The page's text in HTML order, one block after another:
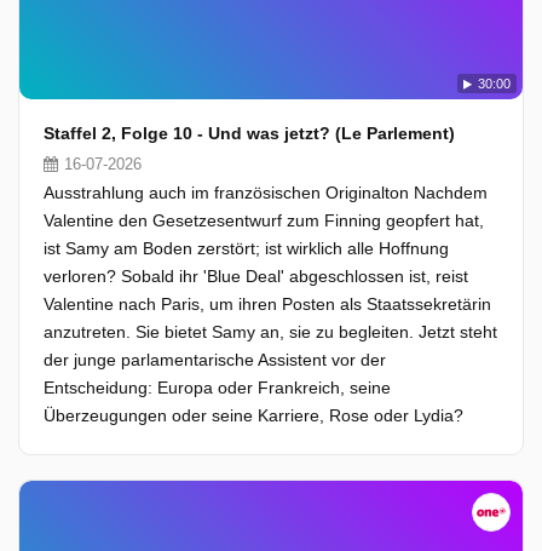
30:00
Staffel 2, Folge 10 - Und was jetzt? (Le Parlement)
16-07-2026
Ausstrahlung auch im französischen Originalton Nachdem
Valentine den Gesetzesentwurf zum Finning geopfert hat,
ist Samy am Boden zerstört; ist wirklich alle Hoffnung
verloren? Sobald ihr 'Blue Deal' abgeschlossen ist, reist
Valentine nach Paris, um ihren Posten als Staatssekretärin
anzutreten. Sie bietet Samy an, sie zu begleiten. Jetzt steht
der junge parlamentarische Assistent vor der
Entscheidung: Europa oder Frankreich, seine
Überzeugungen oder seine Karriere, Rose oder Lydia?